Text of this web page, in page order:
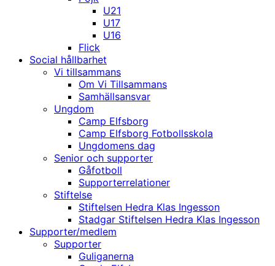
U21
U17
U16
Flick
Social hållbarhet
Vi tillsammans
Om Vi Tillsammans
Samhällsansvar
Ungdom
Camp Elfsborg
Camp Elfsborg Fotbollsskola
Ungdomens dag
Senior och supporter
Gåfotboll
Supporterrelationer
Stiftelse
Stiftelsen Hedra Klas Ingesson
Stadgar Stiftelsen Hedra Klas Ingesson
Supporter/medlem
Supporter
Guliganerna